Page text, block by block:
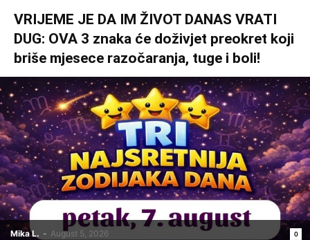
VRIJEME JE DA IM ŽIVOT DANAS VRATI
DUG: OVA 3 znaka će doživjet preokret koji
briše mjesece razočaranja, tuge i boli!
Mika L. - August 5, 2026 0